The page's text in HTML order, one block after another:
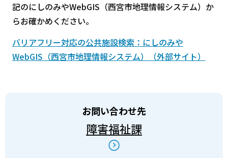
記のにしのみやWebGIS（西宮市地理情報システム）か
らお確かめください。
バリアフリー対応の公共施設検索：にしのみや
WebGIS（西宮市地理情報システム）（外部サイト）
お問い合わせ先
障害福祉課